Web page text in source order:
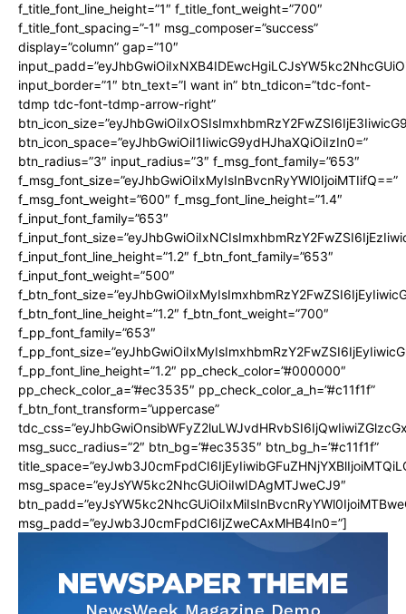
f_title_font_line_height=”1″ f_title_font_weight=”700″
f_title_font_spacing=”-1″ msg_composer=”success”
display=”column” gap=”10″
input_border=”1″ btn_text=”I want in” btn_tdicon=”tdc-font-
tdmp tdc-font-tdmp-arrow-right”
btn_icon_space=”eyJhbGwiOiI1IiwicG9ydHJhaXQiOiIzIn0=”
btn_radius=”3″ input_radius=”3″ f_msg_font_family=”653″
f_msg_font_size=”eyJhbGwiOiIxMyIsInBvcnRyYWl0IjoiMTIifQ==”
f_msg_font_weight=”600″ f_msg_font_line_height=”1.4″
f_input_font_family=”653″
f_input_font_line_height=”1.2″ f_btn_font_family=”653″
f_input_font_weight=”500″
f_btn_font_line_height=”1.2″ f_btn_font_weight=”700″
f_pp_font_family=”653″
f_pp_font_line_height=”1.2″ pp_check_color=”#000000″
pp_check_color_a=”#ec3535″ pp_check_color_a_h=”#c11f1f”
f_btn_font_transform=”uppercase”
msg_succ_radius=”2″ btn_bg=”#ec3535″ btn_bg_h=”#c11f1f”
msg_space=”eyJsYW5kc2NhcGUiOiIwIDAgMTJweCJ9″
msg_padd=”eyJwb3J0cmFpdCI6IjZweCAxMHB4In0=”]